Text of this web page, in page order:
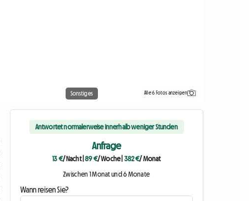
Sonstiges Alle 6 Fotos anzeigen
Antwortet normalerweise innerhalb weniger Stunden
Anfrage
13 €/ Nacht|89 €/ Woche| 382 €/ Monat
Zwischen 1 Monat und 6 Monate
Wann reisen Sie?